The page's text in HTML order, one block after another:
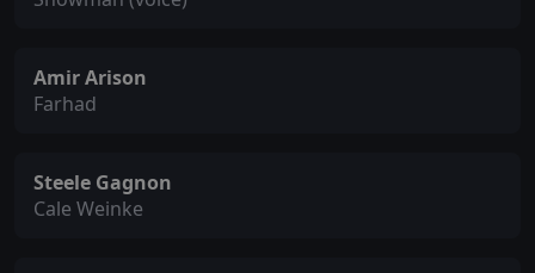
Amir Arison
Farhad
Steele Gagnon
Cale Weinke